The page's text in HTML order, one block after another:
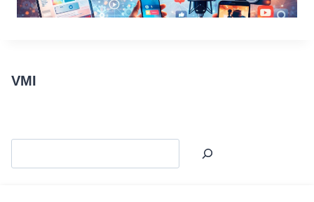
VMI